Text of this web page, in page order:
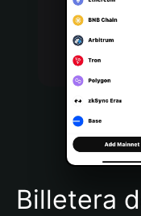
Português (Portugal)
Bahasa Indonesia
Português (Brasil)
Español (Argentina)
Billetera